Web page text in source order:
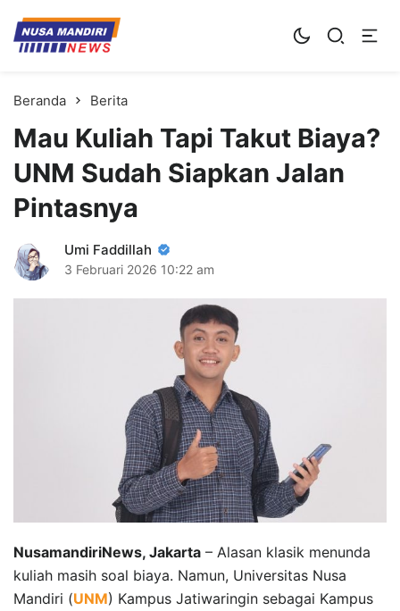
Kampus Digital Bisnis
Universitas Nusa Mandiri
Beranda Berita
Mau Kuliah Tapi Takut Biaya?
UNM Sudah Siapkan Jalan
Pintasnya
Umi Faddillah
3 Februari 2026 10:22 am
NusamandiriNews, Jakarta – Alasan klasik menunda
kuliah masih soal biaya. Namun, Universitas Nusa
Mandiri (UNM) Kampus Jatiwaringin sebagai Kampus